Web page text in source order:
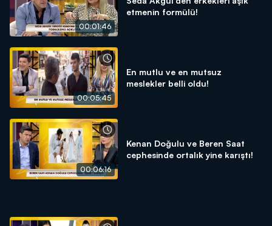
00:01:46
etmenin formülü!
00:05:45
En mutlu ve en mutsuz
meslekler belli oldu!
00:06:16
Kenan Doğulu ve Beren Saat
cephesinde ortalık yine karıştı!